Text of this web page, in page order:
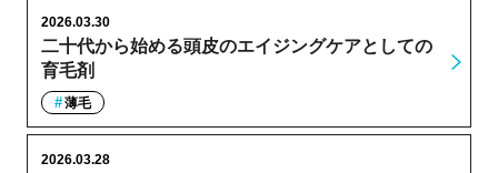
二十代から始める頭皮のエイジングケアとしての
育毛剤
2026.03.30
薄毛
2026.03.28